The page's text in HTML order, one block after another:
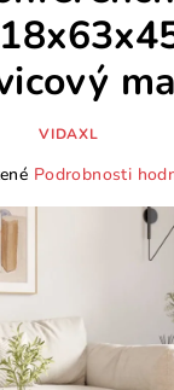
VIDAXL
Podrobnosti